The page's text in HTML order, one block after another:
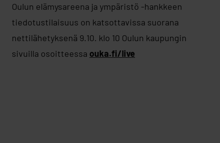
Oulun elämysareena ja ympäristö -hankkeen
tiedotustilaisuus on katsottavissa suorana
nettilähetyksenä 9.10. klo 10 Oulun kaupungin
sivuilla osoitteessa ouka.fi/live